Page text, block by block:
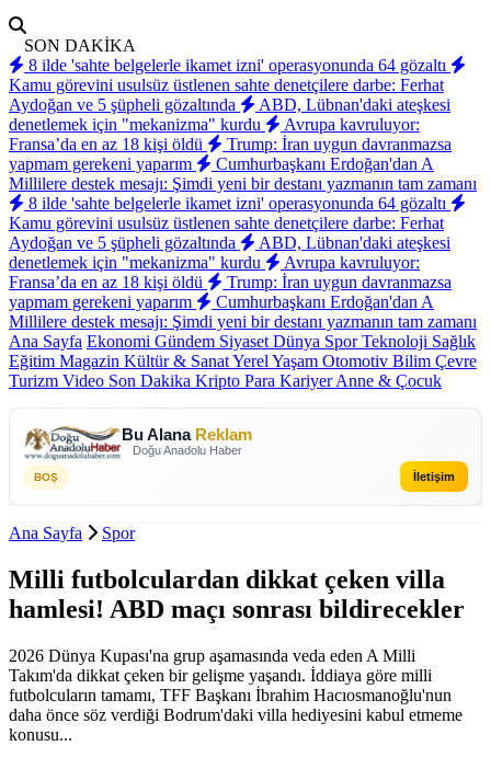
SON DAKİKA
8 ilde 'sahte belgelerle ikamet izni' operasyonunda 64 gözaltı
Kamu görevini usulsüz üstlenen sahte denetçilere darbe: Ferhat
Aydoğan ve 5 şüpheli gözaltında
ABD, Lübnan'daki ateşkesi
denetlemek için "mekanizma" kurdu
Avrupa kavruluyor:
Fransa’da en az 18 kişi öldü
Trump: İran uygun davranmazsa
yapmam gerekeni yaparım
Cumhurbaşkanı Erdoğan'dan A
Millilere destek mesajı: Şimdi yeni bir destanı yazmanın tam zamanı
8 ilde 'sahte belgelerle ikamet izni' operasyonunda 64 gözaltı
Kamu görevini usulsüz üstlenen sahte denetçilere darbe: Ferhat
Aydoğan ve 5 şüpheli gözaltında
ABD, Lübnan'daki ateşkesi
denetlemek için "mekanizma" kurdu
Avrupa kavruluyor:
Fransa’da en az 18 kişi öldü
Trump: İran uygun davranmazsa
yapmam gerekeni yaparım
Cumhurbaşkanı Erdoğan'dan A
Millilere destek mesajı: Şimdi yeni bir destanı yazmanın tam zamanı
Ana Sayfa Ekonomi Gündem Siyaset Dünya SporTeknoloji Sağlık
Eğitim Magazin Kültür & SanatYerel Yaşam Otomotiv Bilim Çevre
Turizm Video Son Dakika Kripto Para KariyerAnne & Çocuk
Bu Alana Reklam
Doğu Anadolu Haber
BOŞ İletişim
Ana Sayfa Spor
Milli futbolculardan dikkat çeken villa
hamlesi! ABD maçı sonrası bildirecekler
2026 Dünya Kupası'na grup aşamasında veda eden A Milli
Takım'da dikkat çeken bir gelişme yaşandı. İddiaya göre milli
futbolcuların tamamı, TFF Başkanı İbrahim Hacıosmanoğlu'nun
daha önce söz verdiği Bodrum'daki villa hediyesini kabul etmeme
konusu...